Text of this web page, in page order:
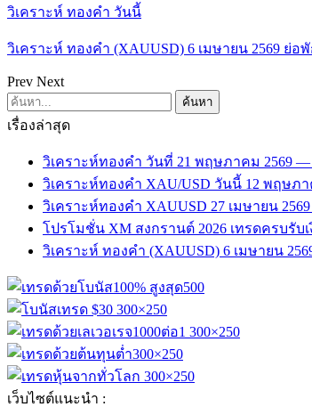
วิเคราะห์ ทองคำ วันนี้
วิเคราะห์ ทองคำ (XAUUSD) 6 เมษายน 2569 ย่
Prev Next
เรื่องล่าสุด
วิเคราะห์ทองคำ วันที่ 21 พฤษภาคม 2569
วิเคราะห์ทองคำ XAU/USD วันนี้ 12 พฤษภ
วิเคราะห์ทองคำ XAUUSD 27 เมษายน
โปรโมชั่น XM สงกรานต์ 2026 เทรดครบรับ
วิเคราะห์ ทองคำ (XAUUSD) 6 เมษายน
เว็บไซต์แนะนำ :